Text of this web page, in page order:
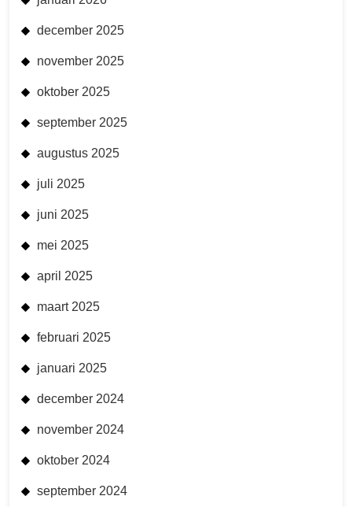
december 2025
november 2025
oktober 2025
september 2025
augustus 2025
juli 2025
juni 2025
mei 2025
april 2025
maart 2025
februari 2025
januari 2025
december 2024
november 2024
oktober 2024
september 2024